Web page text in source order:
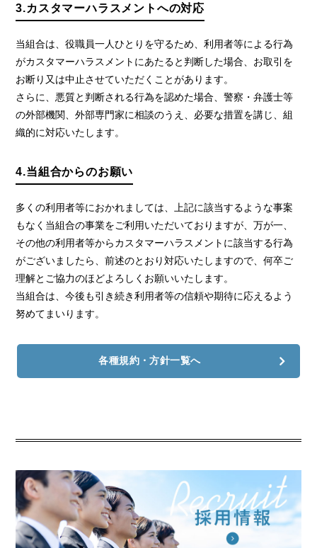
3.カスタマーハラスメントへの対応
当組合は、役職員一人ひとりを守るため、利用者等による行為
がカスタマーハラスメントにあたると判断した場合、お取引を
お断り又は中止させていただくことがあります。
さらに、悪質と判断される行為を認めた場合、警察・弁護士等
の外部機関、外部専門家に相談のうえ、必要な措置を講じ、組
織的に対応いたします。
4.当組合からのお願い
多くの利用者等におかれましては、上記に該当するような事案
もなく当組合の事業をご利用いただいておりますが、万が一、
その他の利用者等からカスタマーハラスメントに該当する行為
がございましたら、前述のとおり対応いたしますので、何卒ご
理解とご協力のほどよろしくお願いいたします。
当組合は、今後も引き続き利用者等の信頼や期待に応えるよう
努めてまいります。
各種規約・方針一覧へ